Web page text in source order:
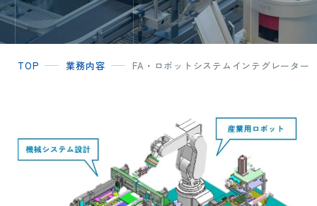
TOP 業務内容 FA・ロボットシステムインテグレーター